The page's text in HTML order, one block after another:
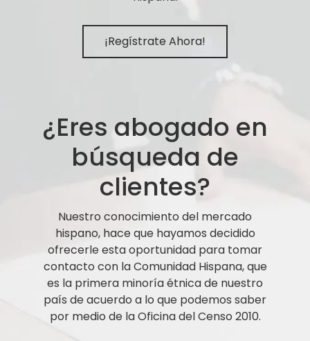
¡Regístrate Ahora!
¿Eres abogado en
búsqueda de
clientes?
Nuestro conocimiento del mercado
hispano, hace que hayamos decidido
ofrecerle esta oportunidad para tomar
contacto con la Comunidad Hispana, que
es la primera minoría étnica de nuestro
país de acuerdo a lo que podemos saber
por medio de la Oficina del Censo 2010.